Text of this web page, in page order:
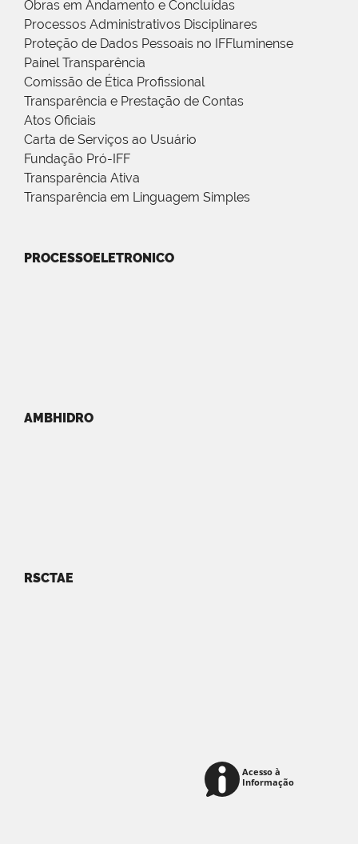
Obras em Andamento e Concluídas
Processos Administrativos Disciplinares
Proteção de Dados Pessoais no IFFluminense
Painel Transparência
Comissão de Ética Profissional
Transparência e Prestação de Contas
Atos Oficiais
Carta de Serviços ao Usuário
Fundação Pró-IFF
Transparência Ativa
Transparência em Linguagem Simples
PROCESSOELETRONICO
AMBHIDRO
RSCTAE